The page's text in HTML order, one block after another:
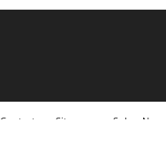
Contact Sitemap
Sobre